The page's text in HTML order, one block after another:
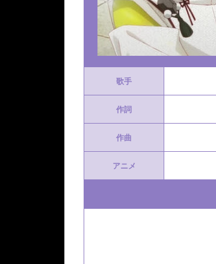
歌手
作詞
作曲
アニメ